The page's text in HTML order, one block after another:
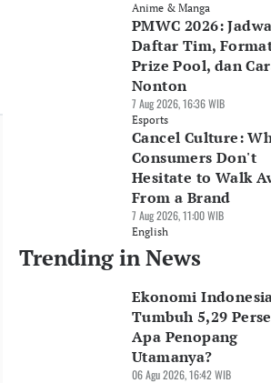
Anime & Manga
PMWC 2026:
Daftar Tim,
Prize Pool, dan
Nonton
7 Aug 2026, 16:36 WIB
Esports
Cancel Culture:
Consumers Don't
Hesitate to Walk
From a Brand
7 Aug 2026, 11:00 WIB
English
Trending in News
Ekonomi
Tumbuh 5,29
Apa Penopang
Utamanya?
06 Agu 2026, 16:42 WIB